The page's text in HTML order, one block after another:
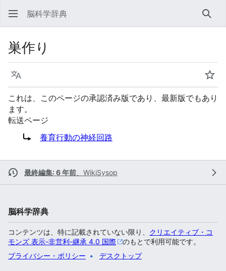
脳科学辞典 検索
巣作り
言語
ウ
これは、このページの承認済み版であり、最新版でもあり
ます。
転送ページ
転送先:
養育行動の神経回路
最終編集: 6 年前 WikiSysop
脳科学辞典
コンテンツは、特に記載されていない限り、 クリエイティブ・コ
モンズ 表示-非営利-継承 4.0 国際
のもとで利用可能です。
プライバシー・ポリシー
デスクトップ